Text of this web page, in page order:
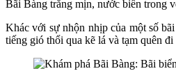
Bãi Bàng trắng mịn, nước biển trong
Khác với sự nhộn nhịp của một số
tiếng gió thổi qua kẽ lá và tạm quên